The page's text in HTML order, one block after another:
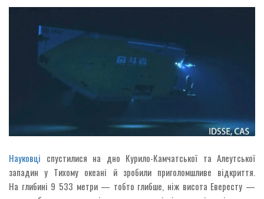
Науковці спустилися на дно Курило-Камчатської та Алеутської
западин у Тихому океані й зробили приголомшливе відкриття.
На глибині 9 533 метри — тобто глибше, ніж висота Евересту —